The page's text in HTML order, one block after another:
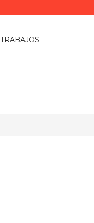
TRABAJOS